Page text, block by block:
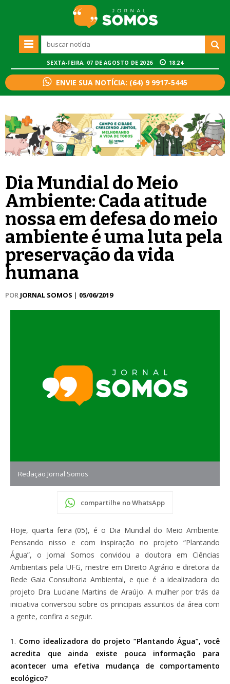
SEXTA-FEIRA, 07 DE AGOSTO DE 2026 18:25
ENVIE SUA NOTÍCIA: (64) 9 9917-5445
Dia Mundial do Meio
Ambiente: Cada atitude
nossa em defesa do meio
ambiente é uma luta pela
preservação da vida
humana
POR JORNAL SOMOS | 05/06/2019
Redação Jornal Somos
compartilhe no WhatsApp
Hoje, quarta feira (05), é o Dia Mundial do Meio Ambiente.
Pensando nisso e com inspiração no projeto “Plantando
Água”, o Jornal Somos convidou a doutora em Ciências
Ambientais pela UFG, mestre em Direito Agrário e diretora da
Rede Gaia Consultoria Ambiental, e que é a idealizadora do
projeto Dra Luciane Martins de Araújo. A mulher por trás da
iniciativa conversou sobre os principais assuntos da área com
a gente, confira a seguir.
1. Como idealizadora do projeto “Plantando Água”, você
acredita que ainda existe pouca informação para
acontecer uma efetiva mudança de comportamento
ecológico?